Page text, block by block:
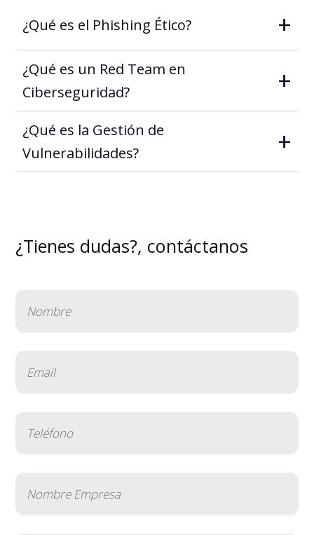
¿Qué es el Phishing Ético? +
¿Qué es un Red Team en
Ciberseguridad?
+
¿Qué es la Gestión de
Vulnerabilidades?
+
¿Tienes dudas?, contáctanos
(Obligatorio)
(Obligatorio)
(Obligatorio)
Empresa